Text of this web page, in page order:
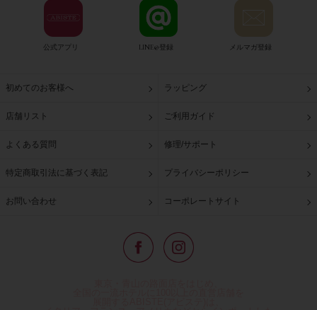
公式アプリ LINE@登録 メルマガ登録
初めてのお客様へ ラッピング
店舗リスト ご利用ガイド
よくある質問 修理/サポート
特定商取引法に基づく表記 プライバシーポリシー
お問い合わせ コーポレートサイト